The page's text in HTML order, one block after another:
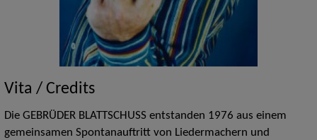
Vita / Credits
Die GEBRÜDER BLATTSCHUSS entstanden 1976 aus einem
gemeinsamen Spontanauftritt von Liedermachern und